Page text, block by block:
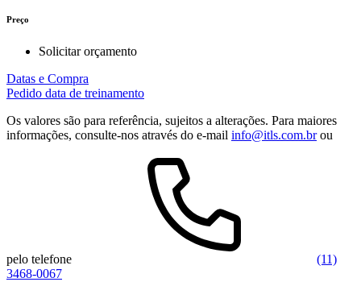
Preço
Solicitar orçamento
Datas e Compra
Pedido data de treinamento
Os valores são para referência, sujeitos a alterações. Para maiores
informações, consulte-nos através do e-mail info@itls.com.brou
pelo telefone
(11)
3468-0067